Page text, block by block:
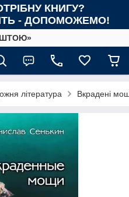
КНИГУ?
- ДОПОМОЖЕМО!
література Вкрадені